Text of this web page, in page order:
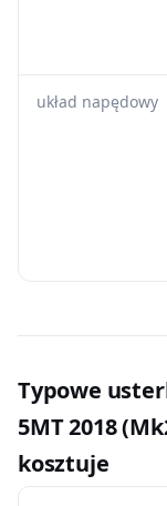
układ napędowy
Typowe
5MT 2018
kosztuje